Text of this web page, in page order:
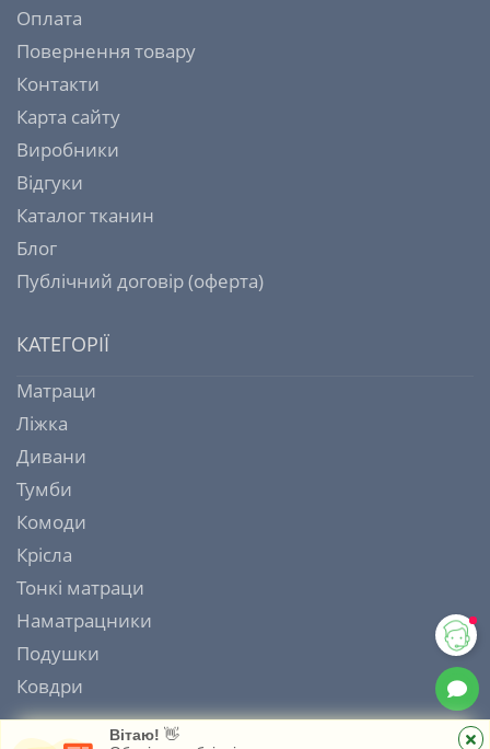
Вітаю! 👋
Оплата
Повернення товару
Контакти
Карта сайту
Виробники
Відгуки
Каталог тканин
Блог
Публічний договір (оферта)
КАТЕГОРІЇ
Матраци
Ліжка
Дивани
Тумби
Комоди
Крісла
Тонкі матраци
Наматрацники
Подушки
Ковдри